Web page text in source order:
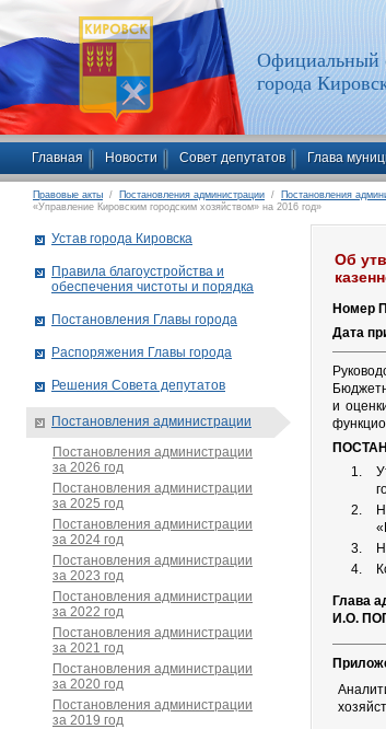
Официальный
города
Главная Новости Совет депутатов Глава
Правовые акты / Постановления администрации / Постановления
«Управление Кировским городским хозяйством» на 2016 год»
Об
Номер
Дата
и
Глава
И.О.
Устав города Кировска
Правила благоустройства и
обеспечения чистоты и порядка
Постановления Главы города
Распоряжения Главы города
Решения Совета депутатов
Постановления администрации
Постановления администрации
за 2026 год
Постановления администрации
за 2025 год
Постановления администрации
за 2024 год
Постановления администрации
за 2023 год
Постановления администрации
за 2022 год
Постановления администрации
за 2021 год
Постановления администрации
за 2020 год
Постановления администрации
за 2019 год